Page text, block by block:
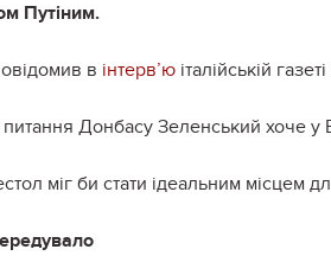
Путіним.
в інтерв’ю італійській
Донбасу Зеленський хоче у
міг би стати ідеальним місцем